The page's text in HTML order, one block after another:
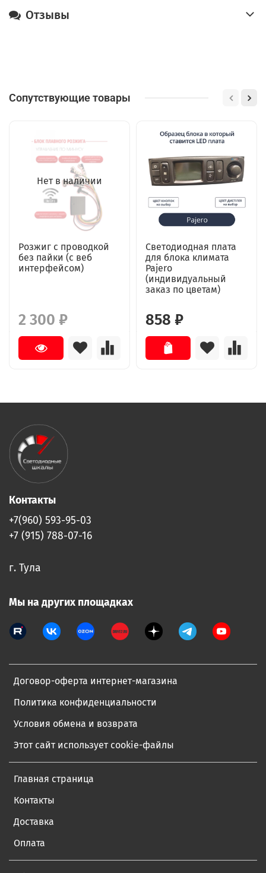
Отзывы
Сопутствующие товары
Нет в наличии
Розжиг с проводкой
без пайки (с веб
интерфейсом)
2 300 ₽
Светодиодная плата
для блока климата
Pajero
(индивидуальный
заказ по цветам)
858 ₽
Договор-оферта интернет-магазина
Политика конфиденциальности
Условия обмена и возврата
Этот сайт использует cookie-файлы
Главная страница
Контакты
Доставка
Оплата
Контакты
+7(960) 593-95-03
+7 (915) 788-07-16
г. Тула
Мы на других площадках